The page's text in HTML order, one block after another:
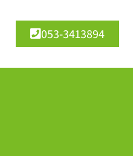
053-3413894